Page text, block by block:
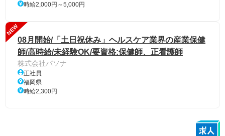
時給2,000円～5,000円
NEW
08月開始/「土日祝休み」ヘルスケア業界の産業保健
師/高時給/未経験OK/要資格:保健師、正看護師
株式会社パソナ
正社員
福岡県
時給2,300円